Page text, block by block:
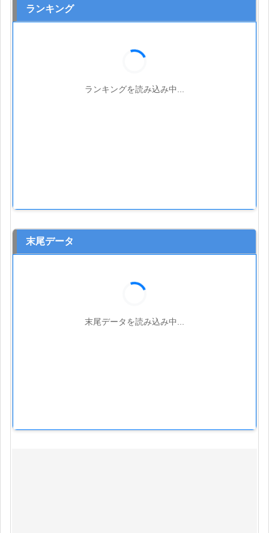
ランキング
ランキングを読み込み中...
末尾データ
末尾データを読み込み中...